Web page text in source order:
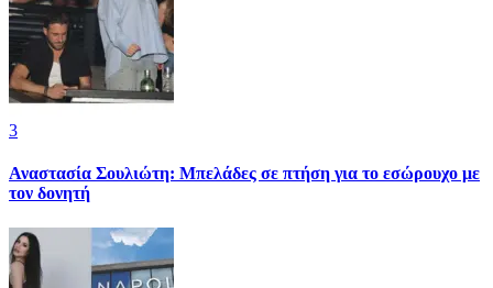
3
Αναστασία Σουλιώτη: Μπελάδες σε πτήση για το εσώρουχο με
τον δονητή